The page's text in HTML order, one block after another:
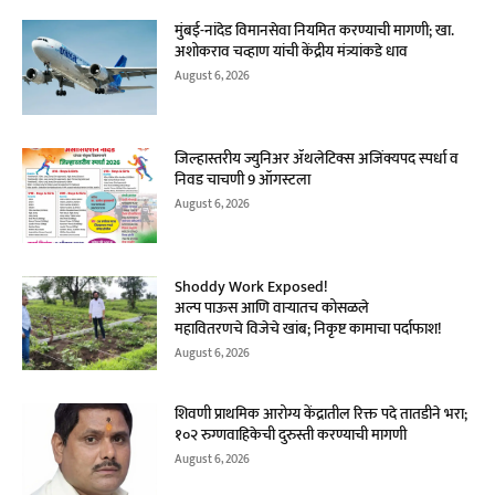
मुंबई-नांदेड विमानसेवा नियमित करण्याची मागणी; खा.
अशोकराव चव्हाण यांची केंद्रीय मंत्र्यांकडे धाव
August 6, 2026
जिल्हास्तरीय ज्युनिअर ॲथलेटिक्स अजिंक्यपद स्पर्धा व
निवड चाचणी 9 ऑगस्टला
August 6, 2026
Shoddy Work Exposed!
अल्प पाऊस आणि वाऱ्यातच कोसळले
महावितरणचे विजेचे खांब; निकृष्ट कामाचा पर्दाफाश!
August 6, 2026
शिवणी प्राथमिक आरोग्य केंद्रातील रिक्त पदे तातडीने भरा;
१०२ रुग्णवाहिकेची दुरुस्ती करण्याची मागणी
August 6, 2026